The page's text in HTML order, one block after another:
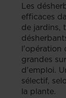
Les
efficaces
de jardins,
l'opération
grandes
d'emploi.
sélectif,
la plante.